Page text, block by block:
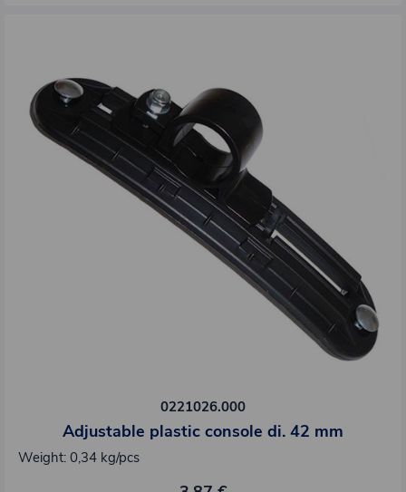
0221026.000
Adjustable plastic console di. 42 mm
Weight: 0,34 kg/pcs